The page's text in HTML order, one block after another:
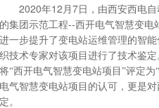
2020年12 月7 日，由西安西电
的集团示范工程--西开电气智慧变电
进一步提升了变电站运维管理的智
织技术专家对该项目进行了技术鉴
将“西开电气智慧变电站项目”评定为
电气智慧变电站项目的认可，更是
定。